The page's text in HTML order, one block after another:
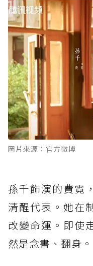
圖片來源：官方微博
孫千飾演的費霓
清醒代表。她在
改變命運。即使
然是念書、翻身。